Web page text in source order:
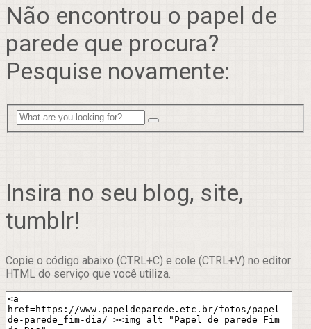
Não encontrou o papel de
parede que procura?
Pesquise novamente:
Insira no seu blog, site,
tumblr!
Copie o código abaixo (CTRL+C) e cole (CTRL+V) no editor
HTML do serviço que você utiliza.